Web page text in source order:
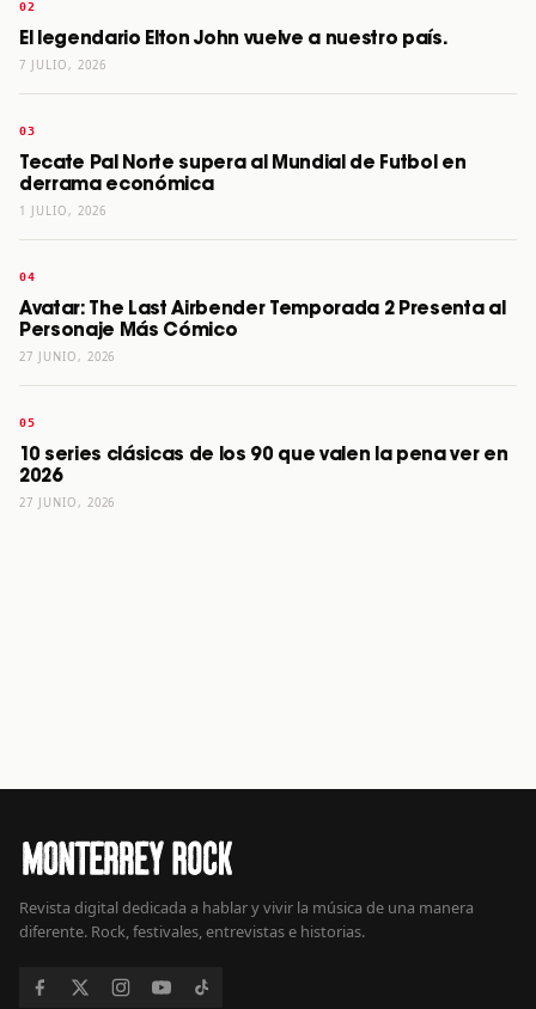
El legendario Elton John vuelve a nuestro país.
7 JULIO, 2026
Tecate Pal Norte supera al Mundial de Futbol en
derrama económica
1 JULIO, 2026
Avatar: The Last Airbender Temporada 2 Presenta al
Personaje Más Cómico
27 JUNIO, 2026
10 series clásicas de los 90 que valen la pena ver en
2026
27 JUNIO, 2026
Revista digital dedicada a hablar y vivir la música de una manera
diferente. Rock, festivales, entrevistas e historias.